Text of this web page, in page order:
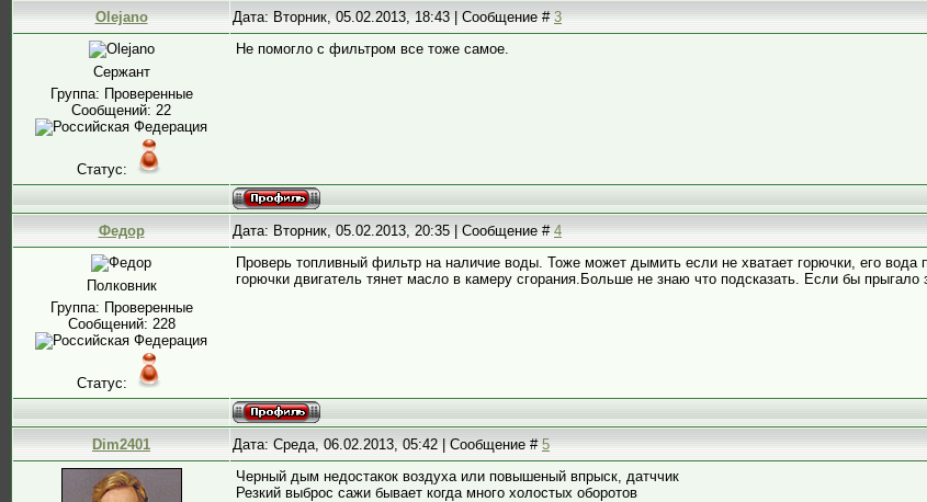
Olejano Дата: Вторник, 05.02.2013, 18:43 | Сообщение #3
Сержант
Группа: Проверенные
Сообщений: 22
Статус:
Не помогло с фильтром все тоже самое.
Федор Дата: Вторник, 05.02.2013, 20:35 | Сообщение #4
Полковник
Группа: Проверенные
Сообщений: 228
Статус:
Проверь топливный фильтр на наличие воды. Тоже может дымить если не хватает горючки, его вода
горючки двигатель тянет масло в камеру сгорания.Больше не знаю что подсказать. Если бы прыгало
Dim2401 Дата: Среда, 06.02.2013, 05:42 | Сообщение #5
Черный дым недостакок воздуха или повышеный впрыск, датччик
Резкий выброс сажи бывает когда много холостых оборотов